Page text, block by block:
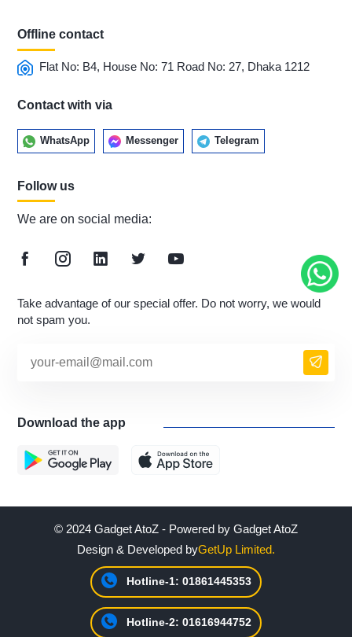
Offline contact
Flat No: B4, House No: 71 Road No: 27, Dhaka 1212
Contact with via
WhatsApp Messenger Telegram
Follow us
We are on social media:
Take advantage of our special offer. Do not worry, we would
not spam you.
Download the app
© 2024 Gadget AtoZ - Powered by Gadget AtoZ
Design & Developed byGetUp Limited.
Hotline-1: 01861445353
Hotline-2: 01616944752